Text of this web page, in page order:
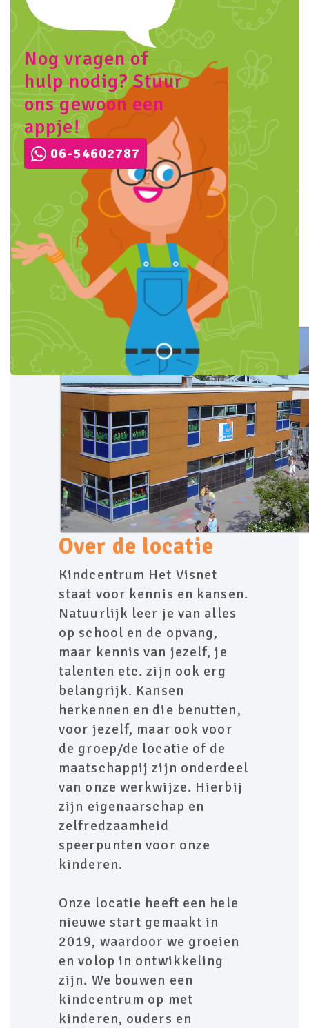
Nog vragen of
hulp nodig? Stuur
ons gewoon een
appje!
06-54602787
Over de locatie
Kindcentrum Het Visnet
staat voor kennis en kansen.
Natuurlijk leer je van alles
op school en de opvang,
maar kennis van jezelf, je
talenten etc. zijn ook erg
belangrijk. Kansen
herkennen en die benutten,
voor jezelf, maar ook voor
de groep/de locatie of de
maatschappij zijn onderdeel
van onze werkwijze. Hierbij
zijn eigenaarschap en
zelfredzaamheid
speerpunten voor onze
kinderen.
Onze locatie heeft een hele
nieuwe start gemaakt in
2019, waardoor we groeien
en volop in ontwikkeling
zijn. We bouwen een
kindcentrum op met
kinderen, ouders en